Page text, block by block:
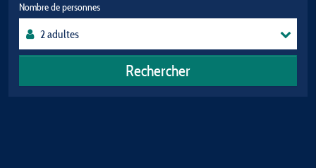
Nombre de personnes
Rechercher